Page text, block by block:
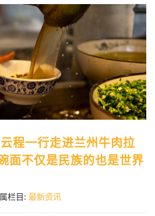
程一行走进兰州牛肉拉
面不仅是民族的也是世界
栏目: 最新资讯